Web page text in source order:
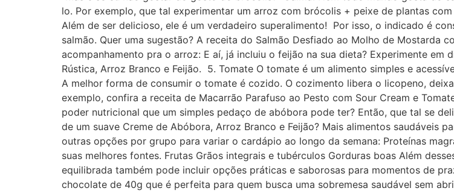
lo. Por exemplo, que tal experimentar um arroz com brócolis + peixe de plantas
Além de ser delicioso, ele é um verdadeiro superalimento! Por isso, o indicado é
salmão. Quer uma sugestão? A receita do Salmão Desfiado ao Molho de Mostarda
acompanhamento pra o arroz: E aí, já incluiu o feijão na sua dieta? Experimente
Rústica, Arroz Branco e Feijão. 5. Tomate O tomate é um alimento simples e
A melhor forma de consumir o tomate é cozido. O cozimento libera o licopeno,
exemplo, confira a receita de Macarrão Parafuso ao Pesto com Sour Cream e
poder nutricional que um simples pedaço de abóbora pode ter? Então, que tal se
de um suave Creme de Abóbora, Arroz Branco e Feijão? Mais alimentos saudáveis
outras opções por grupo para variar o cardápio ao longo da semana: Proteínas
suas melhores fontes. Frutas Grãos integrais e tubérculos Gorduras boas Além
equilibrada também pode incluir opções práticas e saborosas para momentos de
chocolate de 40g que é perfeita para quem busca uma sobremesa saudável sem